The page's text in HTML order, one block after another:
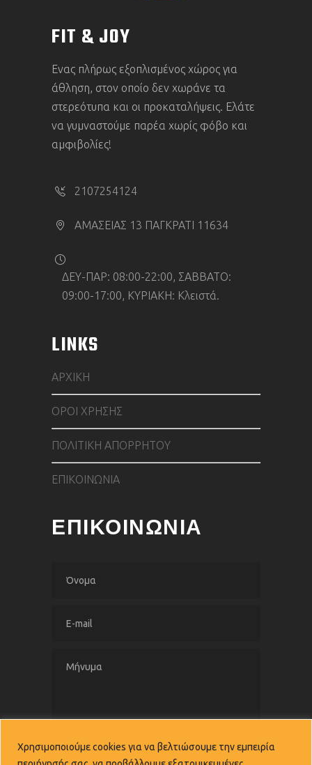
Χρησιμοποιούμε cookies για να βελτιώσουμε την εμπειρία
FIT & JOY
Eνας πλήρως εξοπλισμένος χώρος για
άθληση, στον οποίο δεν χωράνε τα
στερεότυπα και οι προκαταλήψεις. Ελάτε
να γυμναστούμε παρέα χωρίς φόβο και
αμφιβολίες!
2107254124
ΑΜΑΣΕΙΑΣ 13 ΠΑΓΚΡΑΤΙ 11634
ΔΕΥ-ΠΑΡ: 08:00-22:00, ΣΑΒΒΑΤΟ:
09:00-17:00, ΚΥΡΙΑΚΗ: Κλειστά.
LINKS
ΑΡΧΙΚΗ
ΟΡΟΙ ΧΡΗΣΗΣ
ΠΟΛΙΤΙΚΗ ΑΠΟΡΡΗΤΟΥ
ΕΠΙΚΟΙΝΩΝΙΑ
ΕΠΙΚΟΙΝΩΝΙΑ
ΑΠΟΣΤΟΛΗ